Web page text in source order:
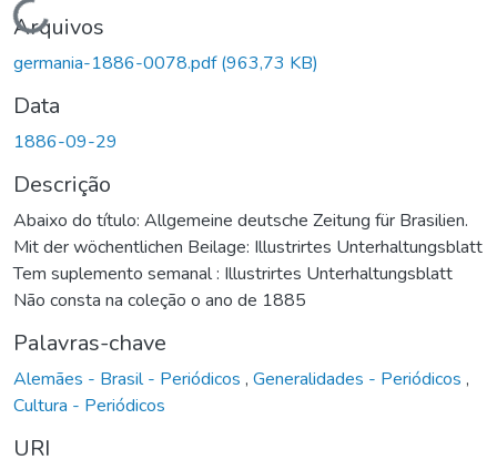
Carregando...
Arquivos
germania-1886-0078.pdf(963,73 KB)
Data
1886-09-29
Descrição
Abaixo do título: Allgemeine deutsche Zeitung für Brasilien.
Mit der wöchentlichen Beilage: Illustrirtes Unterhaltungsblatt
Tem suplemento semanal : Illustrirtes Unterhaltungsblatt
Não consta na coleção o ano de 1885
Palavras-chave
Alemães - Brasil - Periódicos , Generalidades - Periódicos ,
Cultura - Periódicos
URI